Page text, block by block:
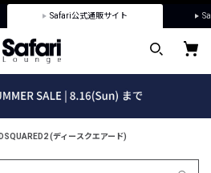
Safari公式通販サイト
(ディースクエアード)